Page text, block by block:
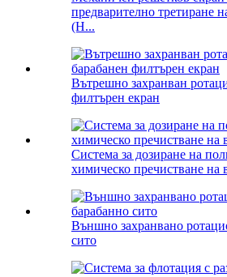
предварително третиране
(H...
Вътрешно захранван
филтърен екран
Система за дозиране на
химическо пречистване на
Външно захранвано
сито